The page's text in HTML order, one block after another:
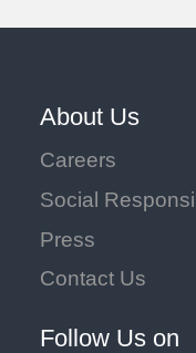
About Us
Careers
Social
Press
Contact Us
Follow Us on